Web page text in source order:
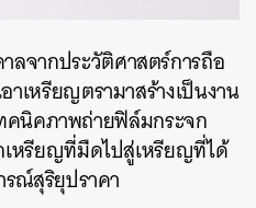
จากประวัติศาสตร์การถือ
าเหรียญตรามาสร้างเป็นงาน
คนิคภาพถ่ายฟิล์มกระจก
หรียญที่มืดไปสู่เหรียญที่ได้
ณ์สุริยุปราคา